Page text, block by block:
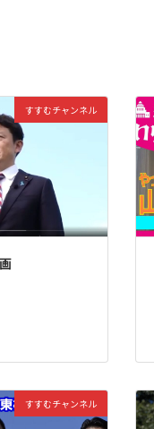
すすむチャンネル
すすむチャンネル